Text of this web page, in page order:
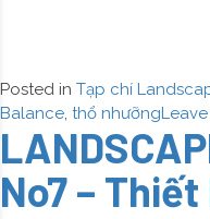
Posted in Tạp chí
Balance, thổ nhưỡng
No7 –